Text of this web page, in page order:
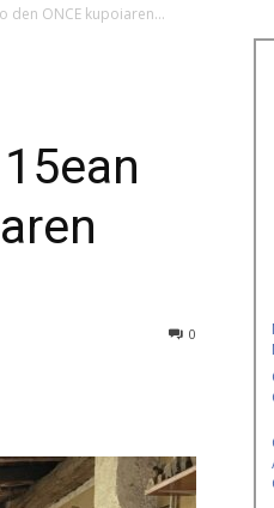
den ONCE kupoiaren...
0